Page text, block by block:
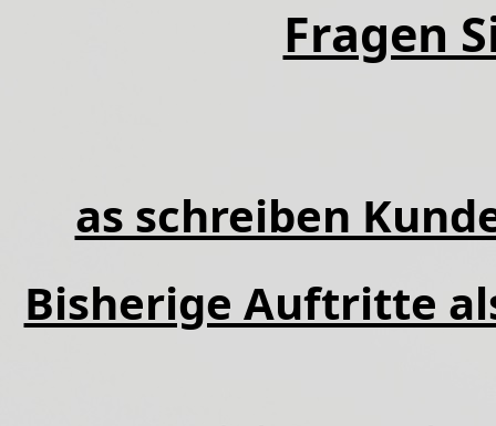
Fragen
as schreiben
Bisherige Auftritte